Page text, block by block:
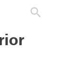
search